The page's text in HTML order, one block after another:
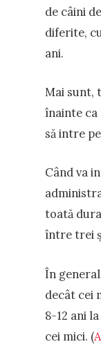
de câini
diferite,
ani.
Mai sunt,
înainte ca
să intre
Când va
toată
între trei
În
decât cei
8-12 ani
cei mici. (